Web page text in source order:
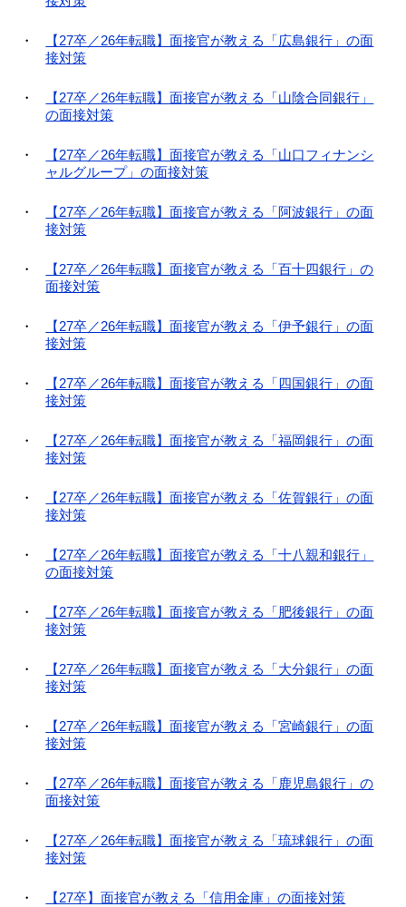
【27卒／26年転職】面接官が教える「広島銀行」の面
接対策
【27卒／26年転職】面接官が教える「山陰合同銀行」
の面接対策
【27卒／26年転職】面接官が教える「山口フィナンシ
ャルグループ」の面接対策
【27卒／26年転職】面接官が教える「阿波銀行」の面
接対策
【27卒／26年転職】面接官が教える「百十四銀行」の
面接対策
【27卒／26年転職】面接官が教える「伊予銀行」の面
接対策
【27卒／26年転職】面接官が教える「四国銀行」の面
接対策
【27卒／26年転職】面接官が教える「福岡銀行」の面
接対策
【27卒／26年転職】面接官が教える「佐賀銀行」の面
接対策
【27卒／26年転職】面接官が教える「十八親和銀行」
の面接対策
【27卒／26年転職】面接官が教える「肥後銀行」の面
接対策
【27卒／26年転職】面接官が教える「大分銀行」の面
接対策
【27卒／26年転職】面接官が教える「宮崎銀行」の面
接対策
【27卒／26年転職】面接官が教える「鹿児島銀行」の
面接対策
【27卒／26年転職】面接官が教える「琉球銀行」の面
接対策
【27卒】面接官が教える「信用金庫」の面接対策